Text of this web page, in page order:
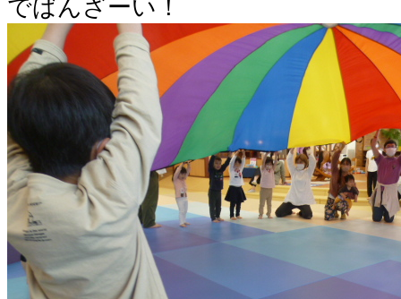
でばんざーい！